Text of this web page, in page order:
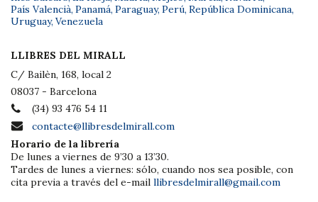
País Valencià, Panamá, Paraguay, Perú, República Dominicana,
Uruguay, Venezuela
LLIBRES DEL MIRALL
C/ Bailèn, 168, local 2
08037 - Barcelona
(34) 93 476 54 11
contacte@llibresdelmirall.com
Horario de la librería
De lunes a viernes de 9’30 a 13’30.
Tardes de lunes a viernes: sólo, cuando nos sea posible, con
cita previa a través del e-mail llibresdelmirall@gmail.com